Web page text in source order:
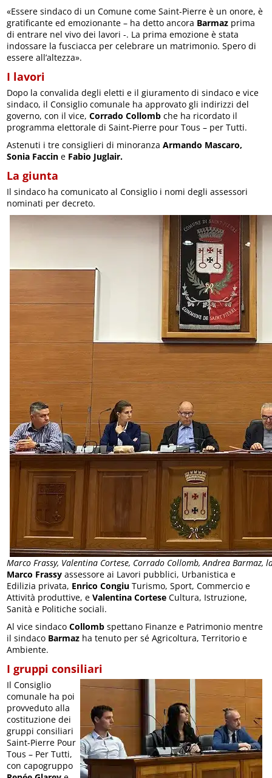
«Essere sindaco di un Comune come Saint-Pierre è un onore, è
gratificante ed emozionante – ha detto ancora Barmaz prima
di entrare nel vivo dei lavori -. La prima emozione è stata
indossare la fusciacca per celebrare un matrimonio. Spero di
essere all’altezza».
I lavori
Dopo la convalida degli eletti e il giuramento di sindaco e vice
sindaco, il Consiglio comunale ha approvato gli indirizzi del
governo, con il vice,Corrado Collomb che ha ricordato il
programma elettorale di Saint-Pierre pour Tous – per Tutti.
Astenuti i tre consiglieri di minoranzaArmando Mascaro,
Sonia Faccin e Fabio Juglair.
La giunta
Il sindaco ha comunicato al Consiglio i nomi degli assessori
nominati per decreto.
Marco Frassy, Valentina Cortese, Corrado Collomb, Andrea Barmaz,
Marco Frassy assessore ai Lavori pubblici, Urbanistica e
Edilizia privata, Enrico Congiu Turismo, Sport, Commercio e
Attività produttive, eValentina Cortese Cultura, Istruzione,
Sanità e Politiche sociali.
Al vice sindacoCollomb spettano Finanze e Patrimonio mentre
il sindaco Barmaz ha tenuto per sé Agricoltura, Territorio e
Ambiente.
I gruppi consiliari
Il Consiglio
comunale ha poi
provveduto alla
costituzione dei
gruppi consiliari
Saint-Pierre Pour
Tous – Per Tutti,
con capogruppo